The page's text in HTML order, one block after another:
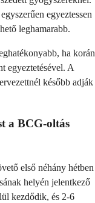
egyeztessen
leghamarabb.
ha korán
egyeztetésével. A
később adják
a BCG-oltás
első néhány hétben
helyén jelentkező
kezdődik, és 2-6